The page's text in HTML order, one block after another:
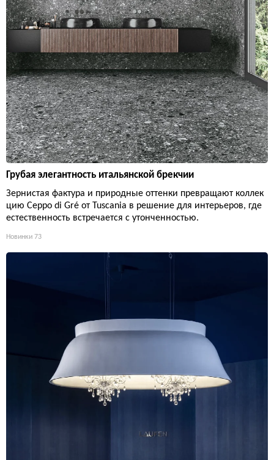
Грубая элегантность итальянской брекчии
Зернистая фактура и природные оттенки превращают коллек
цию Ceppo di Gré от Tuscania в решение для интерьеров, где
естественность встречается с утонченностью.
Новинки 73